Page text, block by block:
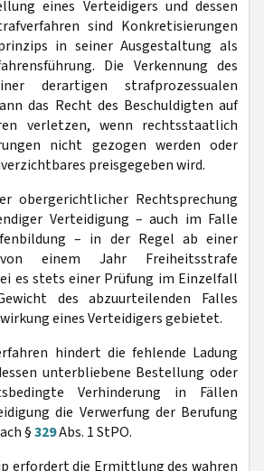
eines Verteidigers und dessen
sind Konkretisierungen
in seiner Ausgestaltung als
Die Verkennung des
derartigen strafprozessualen
das Recht des Beschuldigten auf
verletzen, wenn rechtsstaatlich
nicht gezogen werden oder
preisgegeben wird.
obergerichtlicher Rechtsprechung
Verteidigung – auch im Falle
– in der Regel ab einer
einem Jahr Freiheitsstrafe
es stets einer Prüfung im Einzelfall
des abzuurteilenden Falles
eines Verteidigers gebietet.
hindert die fehlende Ladung
unterbliebene Bestellung oder
Verhinderung in Fällen
die Verwerfung der Berufung
§329Abs. 1 StPO.
erfordert die Ermittlung des wahren